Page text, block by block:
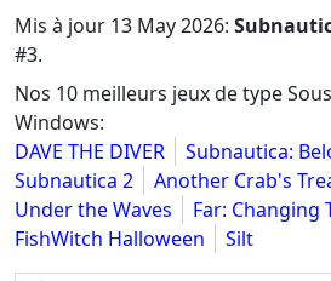
Mis à jour 13 May 2026:
#3.
Nos 10 meilleurs jeux de type
Windows:
DAVE THE DIVER
Subnautica:
Subnautica 2
Another Crab's
Under the Waves
Far: Changing
FishWitch Halloween
Silt